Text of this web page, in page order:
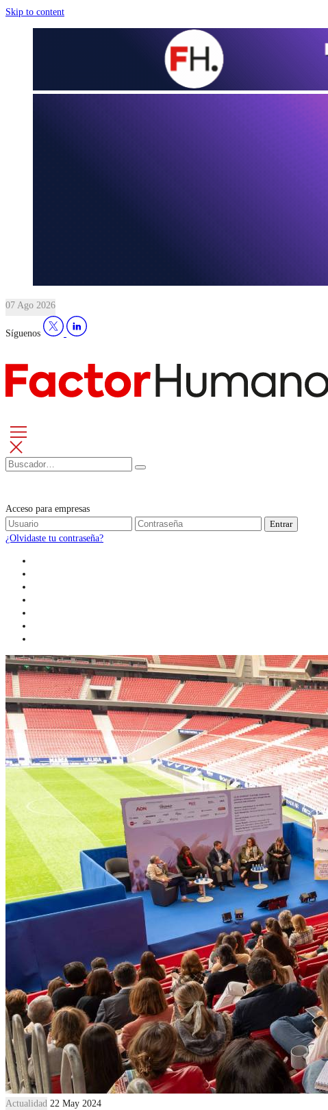
Skip to content
07 Ago 2026
Síguenos
Acceso para empresas
Entrar
¿Olvidaste tu contraseña?
Actualidad 22 May 2024